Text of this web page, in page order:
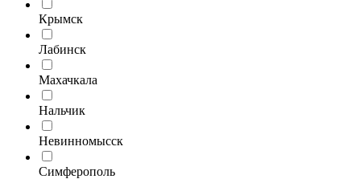
Крымск
Лабинск
Махачкала
Нальчик
Невинномысск
Симферополь